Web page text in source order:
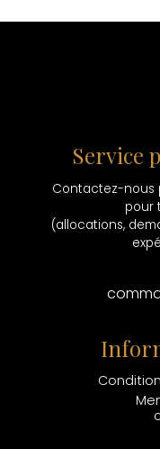
Service
Contactez-nous
pour
(allocations,